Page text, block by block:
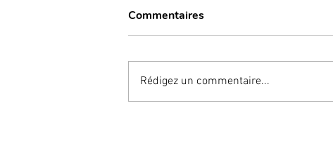
Commentaires
Rédigez un commentaire...